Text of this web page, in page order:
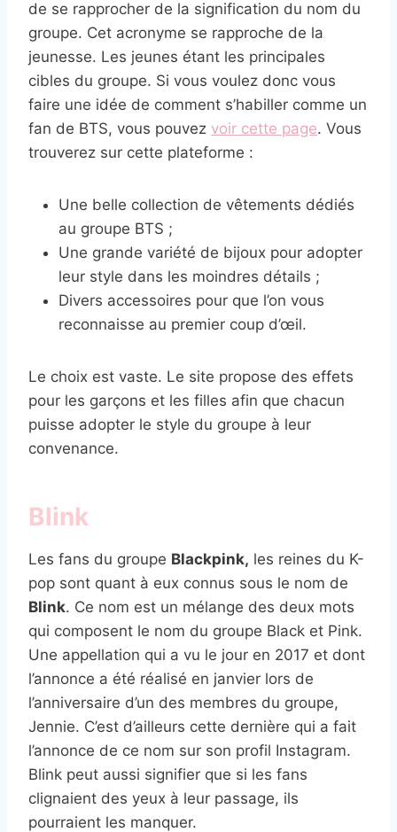
de se rapprocher de la signification du nom du
groupe. Cet acronyme se rapproche de la
jeunesse. Les jeunes étant les principales
cibles du groupe. Si vous voulez donc vous
faire une idée de comment s’habiller comme un
fan de BTS, vous pouvez voir cette page. Vous
trouverez sur cette plateforme :
Une belle collection de vêtements dédiés
au groupe BTS ;
Une grande variété de bijoux pour adopter
leur style dans les moindres détails ;
Divers accessoires pour que l’on vous
reconnaisse au premier coup d’œil.
Le choix est vaste. Le site propose des effets
pour les garçons et les filles afin que chacun
puisse adopter le style du groupe à leur
convenance.
Blink
Les fans du groupe Blackpink, les reines du K-
pop sont quant à eux connus sous le nom de
Blink. Ce nom est un mélange des deux mots
qui composent le nom du groupe Black et Pink.
Une appellation qui a vu le jour en 2017 et dont
l’annonce a été réalisé en janvier lors de
l’anniversaire d’un des membres du groupe,
Jennie. C’est d’ailleurs cette dernière qui a fait
l’annonce de ce nom sur son profil Instagram.
Blink peut aussi signifier que si les fans
clignaient des yeux à leur passage, ils
pourraient les manquer.